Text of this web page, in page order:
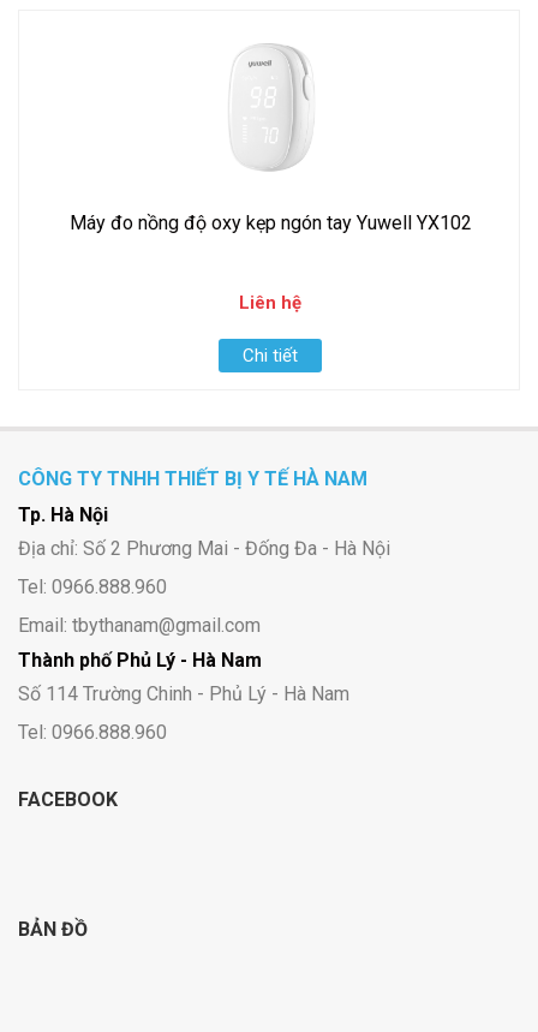
Máy đo nồng độ oxy kẹp ngón tay Yuwell YX102
Liên hệ
Chi tiết
CÔNG TY TNHH THIẾT BỊ Y TẾ HÀ NAM
Tp. Hà Nội
Địa chỉ: Số 2 Phương Mai - Đống Đa - Hà Nội
Tel: 0966.888.960
Email: tbythanam@gmail.com
Thành phố Phủ Lý - Hà Nam
Số 114 Trường Chinh - Phủ Lý - Hà Nam
Tel: 0966.888.960
FACEBOOK
BẢN ĐỒ